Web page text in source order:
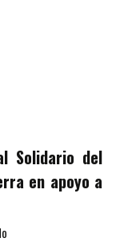
Solidario del
en apoyo a